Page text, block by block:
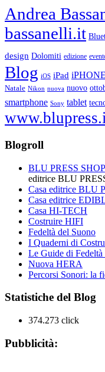
Andrea
bassanelli.it
design Dolomiti edizione
Blog iOS iPad iPHONE
Natale Nikon nuova nuovo
smartphone Sony tablet
Blogroll
BLU PRESS SHOP
editrice BLU
Casa editrice BLU
Casa editrice
Casa HI-TECH
Costruire HIFI
Fedeltà del Suono
I Quaderni di
Le Guide di Fedeltà
Nuova HERA
Percorsi Sonori: la
Statistiche del Blog
374.273 click
Pubblicità: